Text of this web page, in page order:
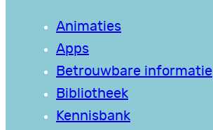
Animaties
Apps
Betrouwbare informatie
Bibliotheek
Kennisbank